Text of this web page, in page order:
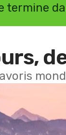
termine